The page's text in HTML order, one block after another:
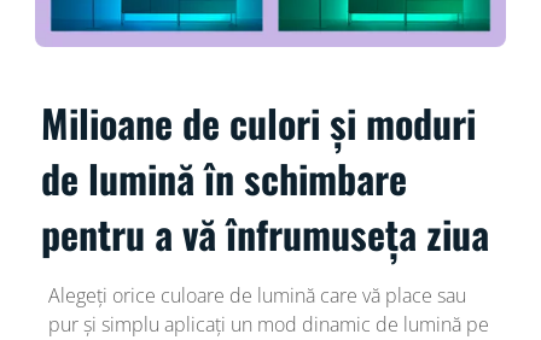
Milioane de culori și moduri
de lumină în schimbare
pentru a vă înfrumuseța ziua
Alegeți orice culoare de lumină care vă place sau
pur și simplu aplicați un mod dinamic de lumină pe